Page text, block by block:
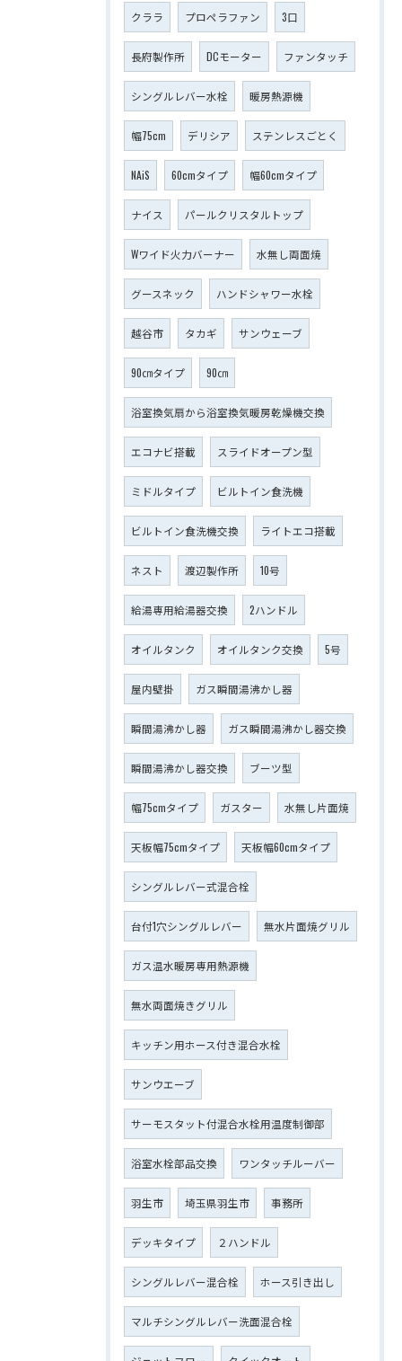
クララ プロペラファン 3口
長府製作所 DCモーター ファンタッチ
シングルレバー水栓 暖房熱源機
幅75cm デリシア ステンレスごとく
NAiS 60cmタイプ 幅60cmタイプ
ナイス パールクリスタルトップ
Wワイド火力バーナー 水無し両面焼
グースネック ハンドシャワー水栓
越谷市 タカギ サンウェーブ
90㎝タイプ 90㎝
浴室換気扇から浴室換気暖房乾燥機交換
エコナビ搭載 スライドオープン型
ミドルタイプ ビルトイン食洗機
ビルトイン食洗機交換 ライトエコ搭載
ネスト 渡辺製作所 10号
給湯専用給湯器交換 2ハンドル
オイルタンク オイルタンク交換 5号
屋内壁掛 ガス瞬間湯沸かし器
瞬間湯沸かし器 ガス瞬間湯沸かし器交換
瞬間湯沸かし器交換 ブーツ型
幅75cmタイプ ガスター 水無し片面焼
天板幅75cmタイプ 天板幅60cmタイプ
シングルレバー式混合栓
台付1穴シングルレバー 無水片面焼グリル
ガス温水暖房専用熱源機
無水両面焼きグリル
キッチン用ホース付き混合水栓
サンウエーブ
サーモスタット付混合水栓用温度制御部
浴室水栓部品交換 ワンタッチルーバー
羽生市 埼玉県羽生市 事務所
デッキタイプ ２ハンドル
シングルレバー混合栓 ホース引き出し
マルチシングルレバー洗面混合栓